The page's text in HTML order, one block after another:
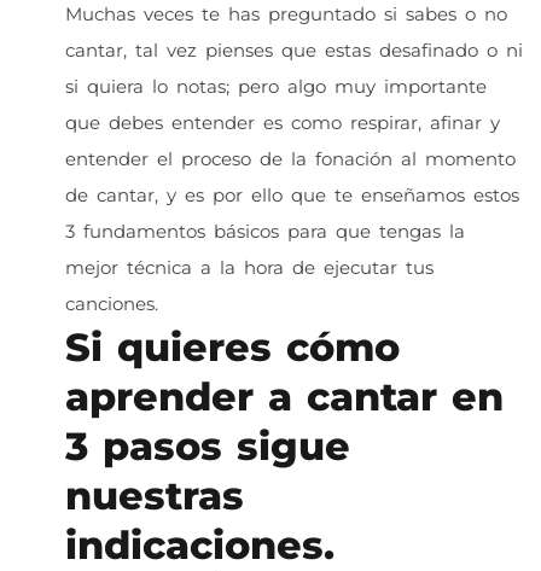
Muchas veces te has preguntado si sabes o no
cantar, tal vez pienses que estas desafinado o ni
si quiera lo notas; pero algo muy importante
que debes entender es como respirar, afinar y
entender el proceso de la fonación al momento
de cantar, y es por ello que te enseñamos estos
3 fundamentos básicos para que tengas la
mejor técnica a la hora de ejecutar tus
canciones.
Si quieres cómo
aprender a cantar en
3 pasos sigue
nuestras
indicaciones.